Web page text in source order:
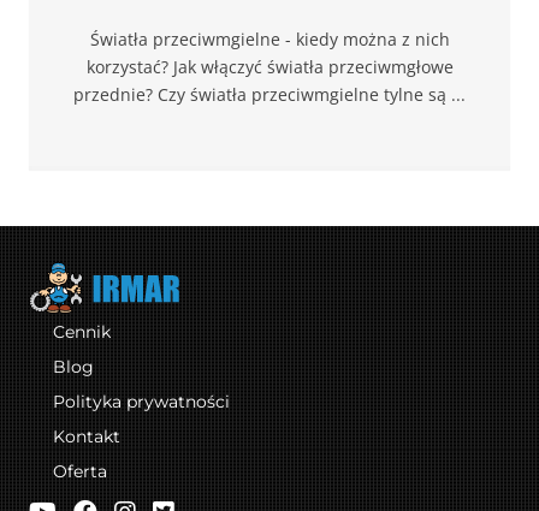
Światła przeciwmgielne - kiedy można z nich
korzystać? Jak włączyć światła przeciwmgłowe
przednie? Czy światła przeciwmgielne tylne są ...
Cennik
Blog
Polityka prywatności
Kontakt
Oferta